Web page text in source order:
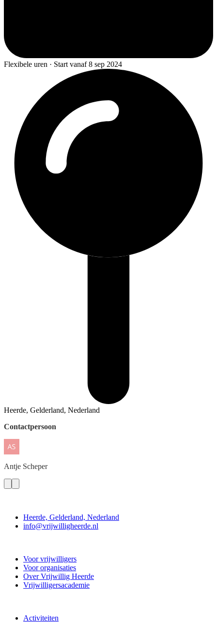
Flexibele uren · Start vanaf 8 sep 2024
Heerde, Gelderland, Nederland
Contactpersoon
Antje Scheper
Heerde, Gelderland, Nederland
info@vrijwilligheerde.nl
Voor vrijwilligers
Voor organisaties
Over Vrijwillig Heerde
Vrijwilligersacademie
Activiteiten